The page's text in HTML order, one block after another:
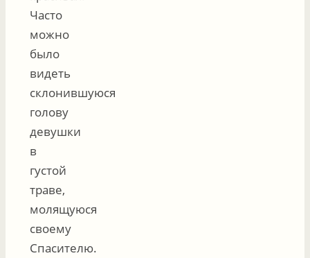
Часто
можно
было
видеть
склонившуюся
голову
девушки
в
густой
траве,
молящуюся
своему
Спасителю.